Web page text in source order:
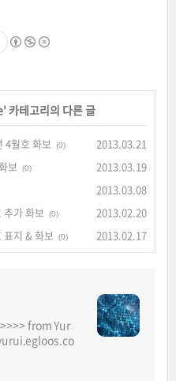
' 카테고리의 다른 글
4월호 화보 (0)
2013.03.21
보
(0)
2013.03.19
2013.03.08
가 화보
(0)
2013.02.20
지 & 화보
(0) 2013.02.17
from Yur